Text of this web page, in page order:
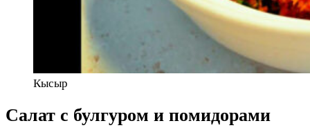
Кысыр
Салат с булгуром и помидорами